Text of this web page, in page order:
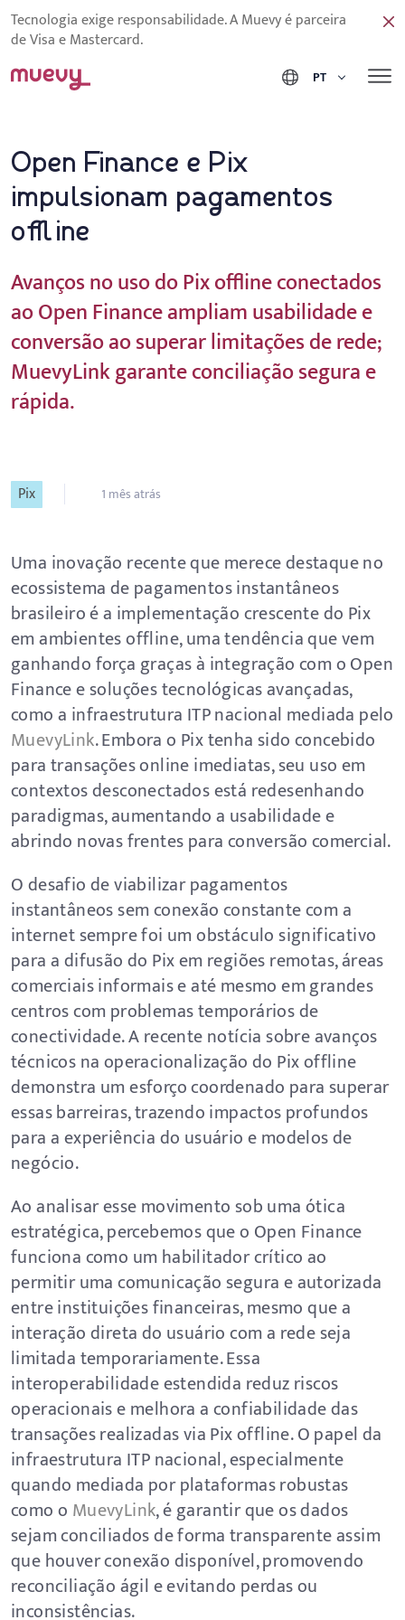
Tecnologia exige responsabilidade. A Muevy é parceira
de Visa e Mastercard.
PT
Open Finance e Pix
impulsionam pagamentos
offline
Avanços no uso do Pix offline conectados
ao Open Finance ampliam usabilidade e
conversão ao superar limitações de rede;
MuevyLink garante conciliação segura e
rápida.
Pix 1 mês atrás
Uma inovação recente que merece destaque no
ecossistema de pagamentos instantâneos
brasileiro é a implementação crescente do Pix
em ambientes offline, uma tendência que vem
ganhando força graças à integração com o Open
Finance e soluções tecnológicas avançadas,
como a infraestrutura ITP nacional mediada pelo
MuevyLink. Embora o Pix tenha sido concebido
para transações online imediatas, seu uso em
contextos desconectados está redesenhando
paradigmas, aumentando a usabilidade e
abrindo novas frentes para conversão comercial.
O desafio de viabilizar pagamentos
instantâneos sem conexão constante com a
internet sempre foi um obstáculo significativo
para a difusão do Pix em regiões remotas, áreas
comerciais informais e até mesmo em grandes
centros com problemas temporários de
conectividade. A recente notícia sobre avanços
técnicos na operacionalização do Pix offline
demonstra um esforço coordenado para superar
essas barreiras, trazendo impactos profundos
para a experiência do usuário e modelos de
negócio.
Ao analisar esse movimento sob uma ótica
estratégica, percebemos que o Open Finance
funciona como um habilitador crítico ao
permitir uma comunicação segura e autorizada
entre instituições financeiras, mesmo que a
interação direta do usuário com a rede seja
limitada temporariamente. Essa
interoperabilidade estendida reduz riscos
operacionais e melhora a confiabilidade das
transações realizadas via Pix offline. O papel da
infraestrutura ITP nacional, especialmente
quando mediada por plataformas robustas
como o MuevyLink, é garantir que os dados
sejam conciliados de forma transparente assim
que houver conexão disponível, promovendo
reconciliação ágil e evitando perdas ou
inconsistências.